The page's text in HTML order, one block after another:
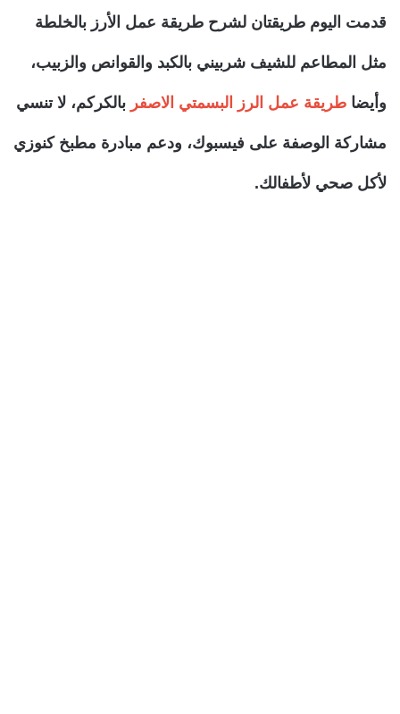
قدمت اليوم طريقتان لشرح طريقة عمل الأرز بالخلطة
مثل المطاعم للشيف شربيني بالكبد والقوانص والزبيب،
وأيضا طريقة عمل الرز البسمتي الاصفر بالكركم، لا تنسي
مشاركة الوصفة على فيسبوك، ودعم مبادرة مطبخ كنوزي
لأكل صحي لأطفالك.